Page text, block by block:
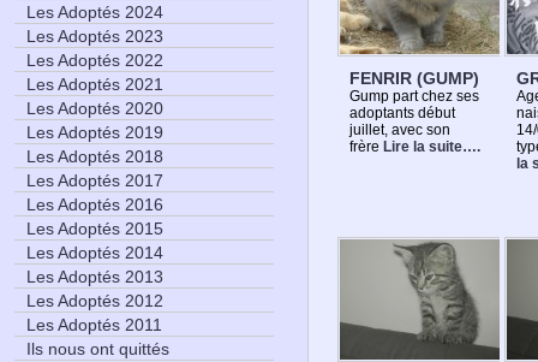
FENRIR (GUMP)
Gump part chez ses
adoptants début
juillet, avec son
frère Lire la suite….
la
Les Adoptés 2024
Les Adoptés 2023
Les Adoptés 2022
Les Adoptés 2021
Les Adoptés 2020
Les Adoptés 2019
Les Adoptés 2018
Les Adoptés 2017
Les Adoptés 2016
Les Adoptés 2015
Les Adoptés 2014
Les Adoptés 2013
Les Adoptés 2012
Les Adoptés 2011
Ils nous ont quittés